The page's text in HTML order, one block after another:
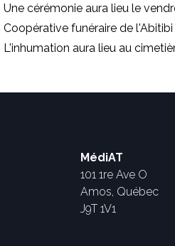
Une cérémonie aura lieu le
Coopérative funéraire de
L'inhumation aura lieu au
MédiAT
101 1re Ave O
Amos, Québec
J9T 1V1